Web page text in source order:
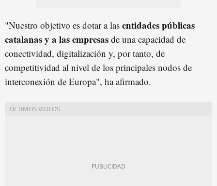
"Nuestro objetivo es dotar a las entidades públicas
catalanas y a las empresas de una capacidad de
conectividad, digitalización y, por tanto, de
competitividad al nivel de los principales nodos de
interconexión de Europa", ha afirmado.